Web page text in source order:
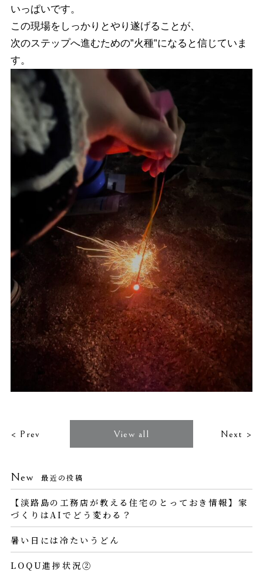
いっぱいです。
この現場をしっかりとやり遂げることが、
次のステップへ進むための”火種”になると信じていま
す。
< Prev View all Next >
New 最近の投稿
【淡路島の工務店が教える住宅のとっておき情報】家
づくりはAIでどう変わる？
暑い日には冷たいうどん
LOQU進捗状況②